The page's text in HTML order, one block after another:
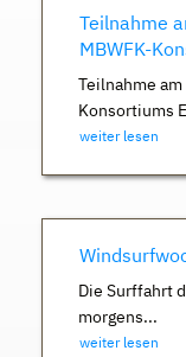
Teilnahme
MBWFK-
Teilnahme
Konsortiums
weiter lesen
Die Surffahrt
morgens...
weiter lesen